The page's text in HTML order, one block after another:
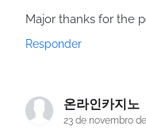
Major thanks for the
Responder
온라인카지노
23 de novembro